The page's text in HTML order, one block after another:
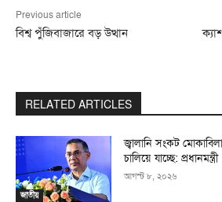
Previous article
বিশ্ব পুঁজিবাজারে বড় উত্থান
RELATED ARTICLES
জাতীয়
জ্বালানি সংকট
চালিয়ে যাচ্ছে: প্রধানমন্ত্রী
আগস্ট ৮, ২০২৬